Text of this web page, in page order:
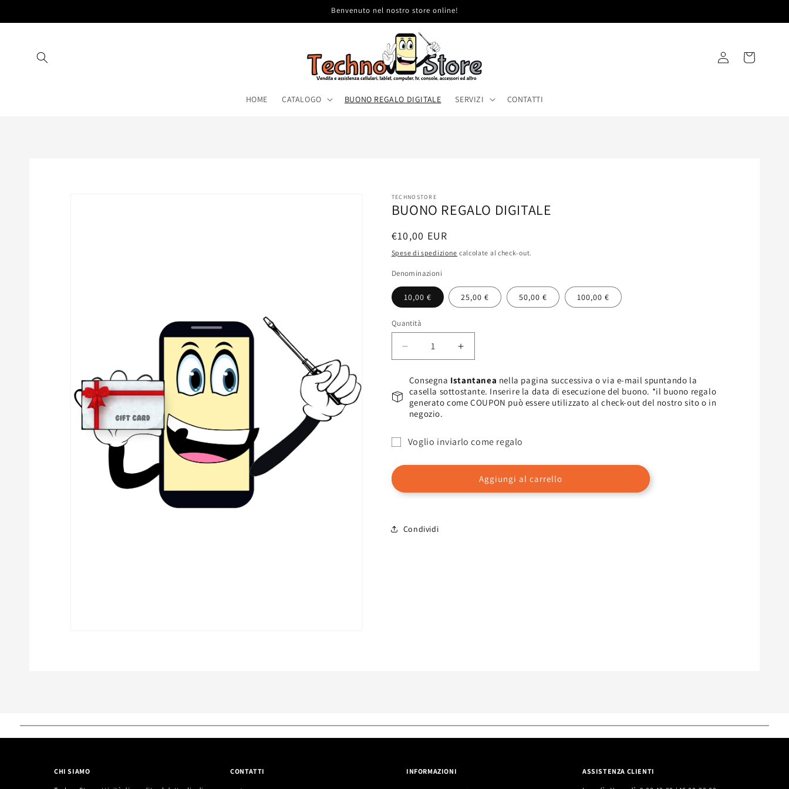
ai contenuti
Benvenuto nel nostro store online!
HOME CATALOGO BUONO REGALO DIGITALE SERVIZI CONTATTI
Accedi Carrello
TECHNOSTORE
BUONO REGALO DIGITALE
Prezzo
di
listino
€10,00 EUR
Spese di spedizione calcolate al check-out.
Denominazioni
10,00 € 25,00 € 50,00 € 100,00 €
Quantità
Diminuisci
quantità
per
BUONO
REGALO
DIGITALE
Aumenta
quantità
per
BUONO
REGALO
Consegna Istantanea nella pagina successiva o via e-mail spuntando la
casella sottostante. Inserire la data di esecuzione del buono. *il buono regalo
generato come COUPON può essere utilizzato al check-out del nostro sito o in
negozio.
Voglio inviarlo come regalo
destinatario
del
regalo
Aggiungi al carrello
Condividi
CHI SIAMO CONTATTI INFORMAZIONI ASSISTENZA CLIENTI